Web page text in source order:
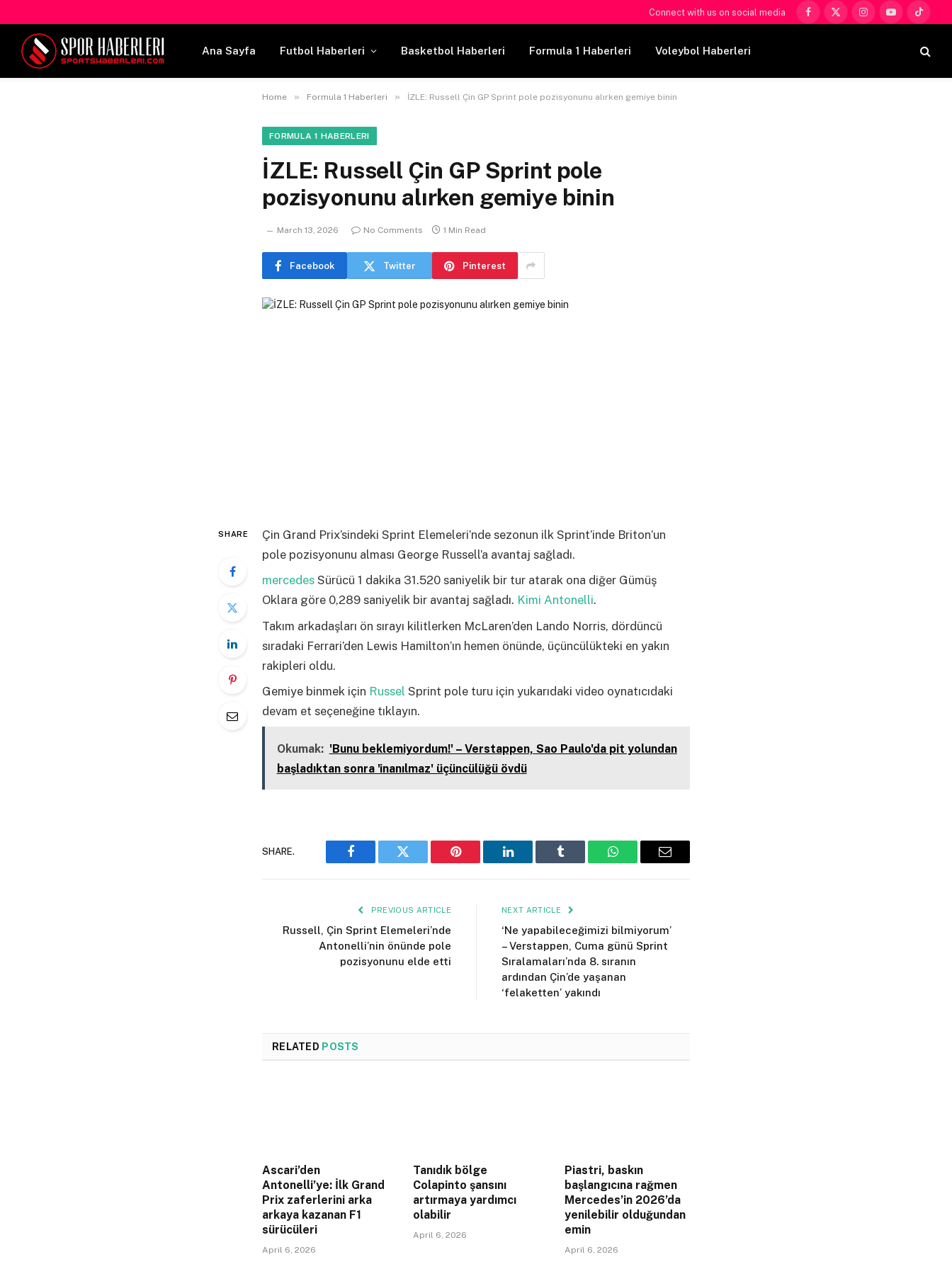
Connect with us on social media
Facebook
X
InstagramYouTubeTikTok
Ana Sayfa Futbol Haberleri Basketbol Haberleri Formula 1 Haberleri Voleybol Haberleri
Home » Formula 1 Haberleri » İZLE: Russell Çin GP Sprint pole pozisyonunu alırken gemiye binin
FORMULA 1 HABERLERI
İZLE: Russell Çin GP Sprint pole
pozisyonunu alırken gemiye binin
March 13, 2026 No Comments 1 Min Read
Facebook Twitter Pinterest
SHARE
Çin Grand Prix’sindeki Sprint Elemeleri’nde sezonun ilk Sprint’inde Briton’un
pole pozisyonunu alması George Russell’a avantaj sağladı.
mercedes Sürücü 1 dakika 31.520 saniyelik bir tur atarak ona diğer Gümüş
Oklara göre 0,289 saniyelik bir avantaj sağladı. Kimi Antonelli.
Takım arkadaşları ön sırayı kilitlerken McLaren’den Lando Norris, dördüncü
sıradaki Ferrari’den Lewis Hamilton’ın hemen önünde, üçüncülükteki en yakın
rakipleri oldu.
Gemiye binmek için Russel Sprint pole turu için yukarıdaki video oynatıcıdaki
devam et seçeneğine tıklayın.
Okumak: 'Bunu beklemiyordum!' – Verstappen, Sao Paulo'da pit yolundan
başladıktan sonra 'inanılmaz' üçüncülüğü övdü
SHARE.
Facebook Twitter Pinterest LinkedIn Tumblr WhatsAppEmail
PREVIOUS ARTICLE
Russell, Çin Sprint Elemeleri’nde
Antonelli’nin önünde pole
pozisyonunu elde etti
NEXT ARTICLE
‘Ne yapabileceğimizi bilmiyorum’
– Verstappen, Cuma günü Sprint
Sıralamaları’nda 8. sıranın
ardından Çin’de yaşanan
‘felaketten’ yakındı
RELATED POSTS
Ascari’den
Antonelli’ye: İlk Grand
Prix zaferlerini arka
arkaya kazanan F1
sürücüleri
April 6, 2026
Tanıdık bölge
Colapinto şansını
artırmaya yardımcı
olabilir
April 6, 2026
Piastri, baskın
başlangıcına rağmen
Mercedes’in 2026’da
yenilebilir olduğundan
emin
April 6, 2026